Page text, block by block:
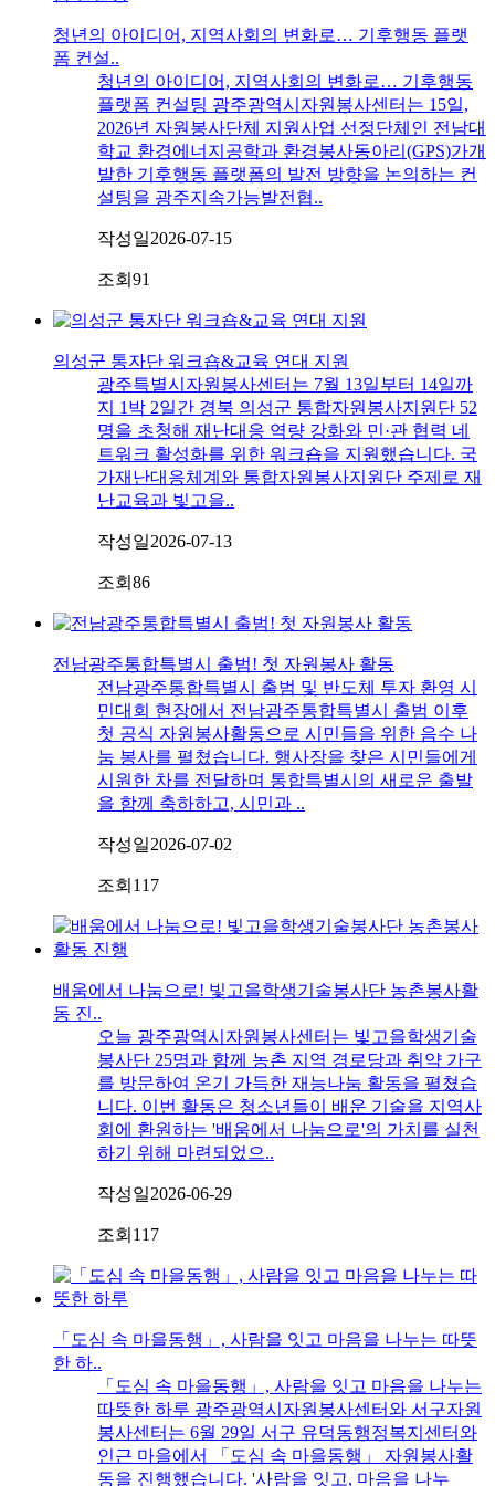
청년의 아이디어, 지역사회의 변화로… 기후행동 플랫
폼 컨설..
청년의 아이디어, 지역사회의 변화로… 기후행동
플랫폼 컨설팅 광주광역시자원봉사센터는 15일,
2026년 자원봉사단체 지원사업 선정단체인 전남대
학교 환경에너지공학과 환경봉사동아리(GPS)가개
발한 기후행동 플랫폼의 발전 방향을 논의하는 컨
설팅을 광주지속가능발전협..
작성일2026-07-15
조회 91
의성군 통자단 워크숍&교육 연대 지원
광주특별시자원봉사센터는 7월 13일부터 14일까
지 1박 2일간 경북 의성군 통합자원봉사지원단 52
명을 초청해 재난대응 역량 강화와 민·관 협력 네
트워크 활성화를 위한 워크숍을 지원했습니다. 국
가재난대응체계와 통합자원봉사지원단 주제로 재
난교육과 빛고을..
작성일2026-07-13
조회 86
전남광주통합특별시 출범! 첫 자원봉사 활동
전남광주통합특별시 출범 및 반도체 투자 환영 시
민대회 현장에서 전남광주통합특별시 출범 이후
첫 공식 자원봉사활동으로 시민들을 위한 음수 나
눔 봉사를 펼쳤습니다. 행사장을 찾은 시민들에게
시원한 차를 전달하며 통합특별시의 새로운 출발
을 함께 축하하고, 시민과 ..
작성일2026-07-02
조회 117
배움에서 나눔으로! 빛고을학생기술봉사단 농촌봉사활
동 진..
오늘 광주광역시자원봉사센터는 빛고을학생기술
봉사단 25명과 함께 농촌 지역 경로당과 취약 가구
를 방문하여 온기 가득한 재능나눔 활동을 펼쳤습
니다. 이번 활동은 청소년들이 배운 기술을 지역사
회에 환원하는 '배움에서 나눔으로'의 가치를 실천
하기 위해 마련되었으..
작성일2026-06-29
조회 117
「도심 속 마을동행」, 사람을 잇고 마음을 나누는 따뜻
한 하..
「도심 속 마을동행」, 사람을 잇고 마음을 나누는
따뜻한 하루 광주광역시자원봉사센터와 서구자원
봉사센터는 6월 29일 서구 유덕동행정복지센터와
인근 마을에서 「도심 속 마을동행」 자원봉사활
동을 진행했습니다. '사람을 잇고, 마음을 나누